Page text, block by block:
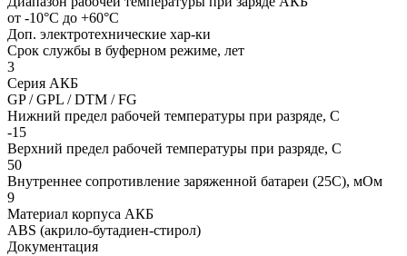
от -10°С до +60°С
Доп. электротехнические хар-ки
Срок службы в буферном режиме, лет
3
Серия АКБ
GP / GPL / DTM / FG
Нижний предел рабочей температуры при разряде, С
-15
Верхний предел рабочей температуры при разряде, С
50
Внутреннее сопротивление заряженной батареи (25С), мОм
9
Материал корпуса АКБ
ABS (акрило-бутадиен-стирол)
Документация